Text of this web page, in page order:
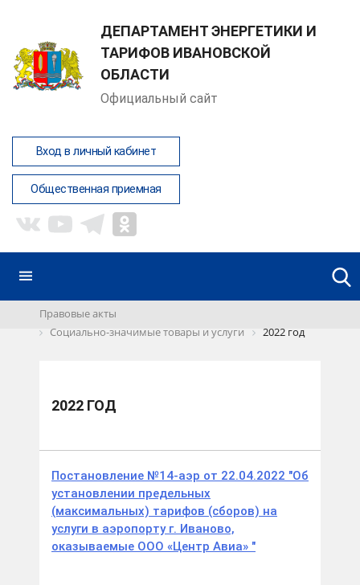
ДЕПАРТАМЕНТ ЭНЕРГЕТИКИ И
ТАРИФОВ ИВАНОВСКОЙ
ОБЛАСТИ
Официальный сайт
Вход в личный кабинет
Общественная приемная
Правовые акты
Социально-значимые товары и услуги
2022 год
2022 ГОД
Постановление №14-аэр от 22.04.2022 "Об
установлении предельных
(максимальных) тарифов (сборов) на
услуги в аэропорту г. Иваново,
оказываемые ООО «Центр Авиа» "